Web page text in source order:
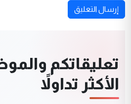
إرسال التعليق
تعليقاتكم
الأكثر تداولاً